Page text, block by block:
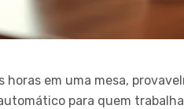
horas em uma mesa,
para quem